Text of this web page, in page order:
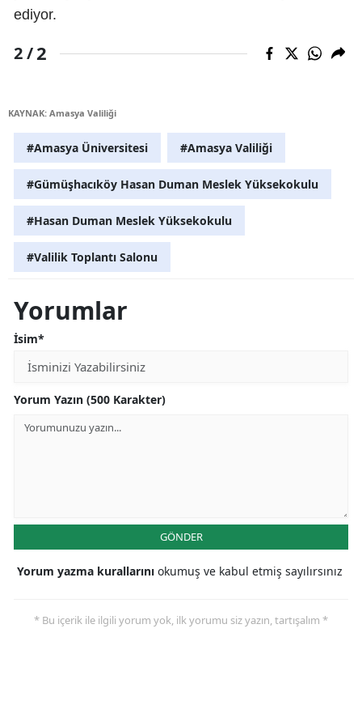
ediyor.
2 /2
KAYNAK: Amasya Valiliği
#Amasya Üniversitesi #Amasya Valiliği
#Gümüşhacıköy Hasan Duman Meslek Yüksekokulu
#Hasan Duman Meslek Yüksekokulu
#Valilik Toplantı Salonu
Yorumlar
İsim*
Yorum Yazın (500 Karakter)
GÖNDER
Yorum yazma kurallarını okumuş ve kabul etmiş sayılırsınız
* Bu içerik ile ilgili yorum yok, ilk yorumu siz yazın, tartışalım *